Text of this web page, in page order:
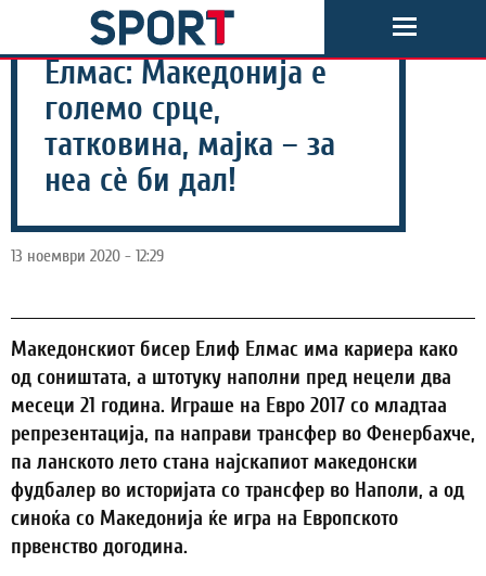
Елмас: Македонија е
големо срце,
татковина, мајка – за
неа сè би дал!
13 ноември 2020 - 12:29
Македонскиот бисер Елиф Елмас има кариера како
од соништата, а штотуку наполни пред нецели два
месеци 21 година. Играше на Евро 2017 со младтаа
репрезентација, па направи трансфер во Фенербахче,
па ланското лето стана најскапиот македонски
фудбалер во историјата со трансфер во Наполи, а од
синоќа со Македонија ќе игра на Европското
првенство догодина.